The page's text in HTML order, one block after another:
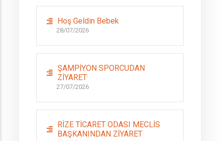
Hoş Geldin Bebek
28/07/2026
ŞAMPİYON SPORCUDAN
ZİYARET
27/07/2026
RİZE TİCARET ODASI MECLİS
BAŞKANINDAN ZİYARET